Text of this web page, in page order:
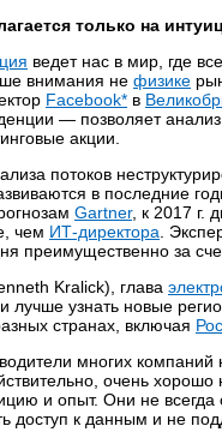
только на
ведет нас в мир, где
внимания не физике
Facebook* в
— позволяет
акции.
потоков
в последние
Gartner, к 2017 г.
чем ИТ-директора .
преимущественно за
Kralick), глава
лучше узнать новые
странах, включая
многих
очень
и опыт. Они не
доступ к данным и не